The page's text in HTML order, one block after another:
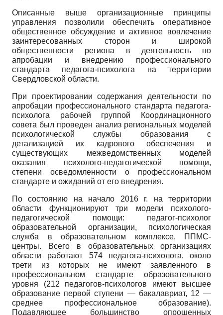
Описанные выше организационные принципы
управления позволили обеспечить оперативное
общественное обсуждение и активное вовлечение
заинтересованных сторон и широкой
общественности региона в деятельность по
апробации и внедрению профессионального
стандарта педагога-психолога на территории
Свердловской области.
При проектировании содержания деятельности по
апробации профессионального стандарта педагога-
психолога рабочей группой Координационного
совета был проведен анализ региональных моделей
психологической службы образования с
детализацией их кадрового обеспечения и
существующих межведомственных моделей
оказания психолого-педагогической помощи,
степени осведомленности о профессиональном
стандарте и ожиданий от его внедрения.
По состоянию на начало 2016 г. на территории
области функционируют три модели психолого-
педагогической помощи: педагог-психолог
образовательной организации, психологическая
служба в образовательном комплексе, ППМС-
центры. Всего в образовательных организациях
области работают 574 педагога-психолога, около
трети из которых не имеют заявленного в
профессиональном стандарте образовательного
уровня (212 педагогов-психологов имеют высшее
образование первой ступени — бакалавриат, 12 —
среднее профессиональное образование).
Подавляющее большинство опрошенных